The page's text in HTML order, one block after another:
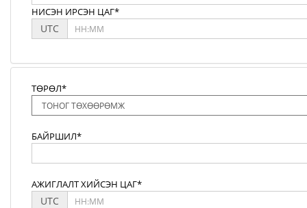
НИСЭН ИРСЭН ЦАГ*
UTC
ТӨРӨЛ*
БАЙРШИЛ*
АЖИГЛАЛТ ХИЙСЭН ЦАГ*
UTC